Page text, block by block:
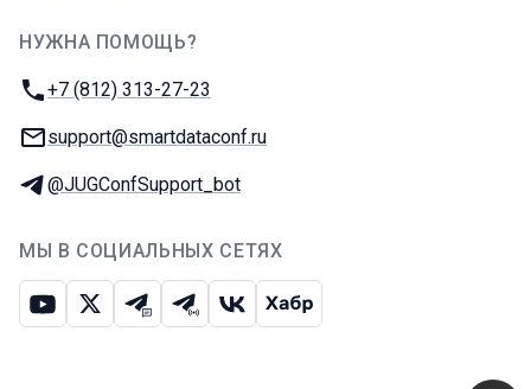
НУЖНА ПОМОЩЬ?
Телефон:
+7 (812) 313-27-23
E-mail:
support@smartdataconf.ru
Телеграм:
@JUGConfSupport_bot
МЫ В СОЦИАЛЬНЫХ СЕТЯХ
ЮтубИкс Телеграм-чат
Телеграм-канал
ВКонтакте
Хабр